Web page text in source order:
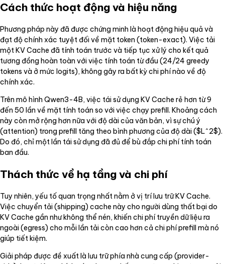
Cách thức hoạt động và hiệu năng
Phương pháp này đã được chứng minh là hoạt động hiệu quả và
đạt độ chính xác tuyệt đối về mặt token (token-exact). Việc tải
một KV Cache đã tính toán trước và tiếp tục xử lý cho kết quả
tương đồng hoàn toàn với việc tính toán từ đầu (24/24 greedy
tokens và ở mức logits), không gây ra bất kỳ chi phí nào về độ
chính xác.
Trên mô hình Qwen3-4B, việc tái sử dụng KV Cache rẻ hơn từ 9
đến 50 lần về mặt tính toán so với việc chạy prefill. Khoảng cách
này còn mở rộng hơn nữa với độ dài của văn bản, vì sự chú ý
(attention) trong prefill tăng theo bình phương của độ dài ($L^2$).
Do đó, chỉ một lần tái sử dụng đã đủ để bù đắp chi phí tính toán
ban đầu.
Thách thức về hạ tầng và chi phí
Tuy nhiên, yếu tố quan trọng nhất nằm ở vị trí lưu trữ KV Cache.
Việc chuyển tải (shipping) cache này cho người dùng thất bại do
KV Cache gần như không thể nén, khiến chi phí truyền dữ liệu ra
ngoài (egress) cho mỗi lần tải còn cao hơn cả chi phí prefill mà nó
giúp tiết kiệm.
Giải pháp được đề xuất là lưu trữ phía nhà cung cấp (provider-